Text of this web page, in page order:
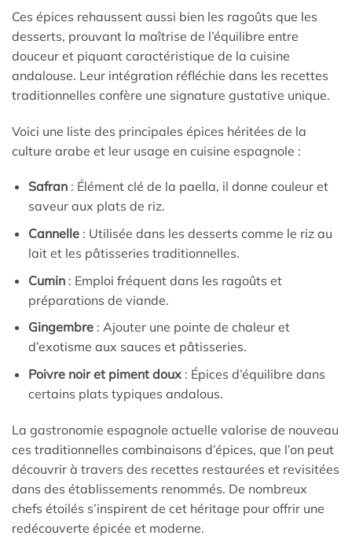
Ces épices rehaussent aussi bien les ragoûts que les
desserts, prouvant la maîtrise de l’équilibre entre
douceur et piquant caractéristique de la cuisine
andalouse. Leur intégration réfléchie dans les recettes
traditionnelles confère une signature gustative unique.
Voici une liste des principales épices héritées de la
culture arabe et leur usage en cuisine espagnole :
Safran: Élément clé de la paella, il donne couleur et
saveur aux plats de riz.
Cannelle: Utilisée dans les desserts comme le riz au
lait et les pâtisseries traditionnelles.
Cumin: Emploi fréquent dans les ragoûts et
préparations de viande.
Gingembre: Ajouter une pointe de chaleur et
d’exotisme aux sauces et pâtisseries.
Poivre noir et piment doux: Épices d’équilibre dans
certains plats typiques andalous.
La gastronomie espagnole actuelle valorise de nouveau
ces traditionnelles combinaisons d’épices, que l’on peut
découvrir à travers des recettes restaurées et revisitées
dans des établissements renommés. De nombreux
chefs étoilés s’inspirent de cet héritage pour offrir une
redécouverte épicée et moderne.